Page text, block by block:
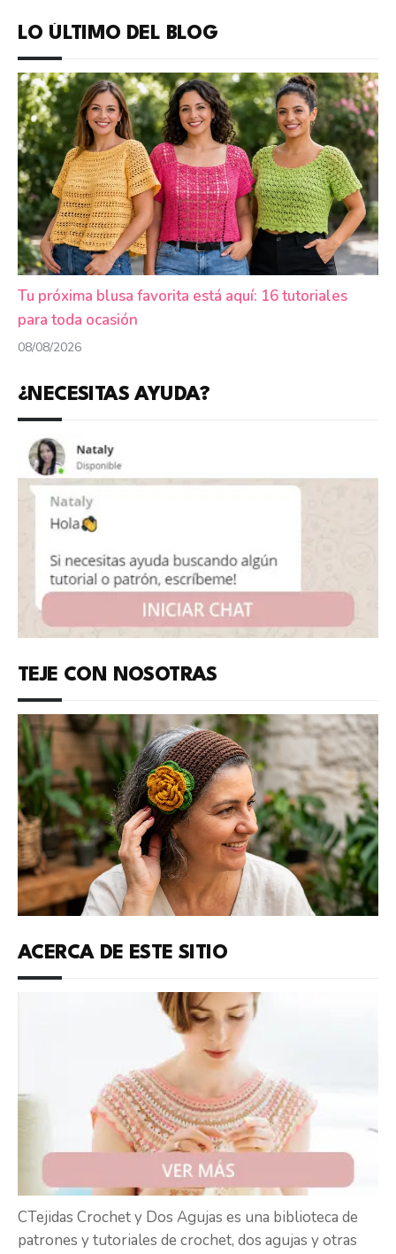
LO ÚLTIMO DEL BLOG
Tu próxima blusa favorita está aquí: 16 tutoriales
para toda ocasión
08/08/2026
¿NECESITAS AYUDA?
TEJE CON NOSOTRAS
ACERCA DE ESTE SITIO
CTejidas Crochet y Dos Agujas es una biblioteca de
patrones y tutoriales de crochet, dos agujas y otras